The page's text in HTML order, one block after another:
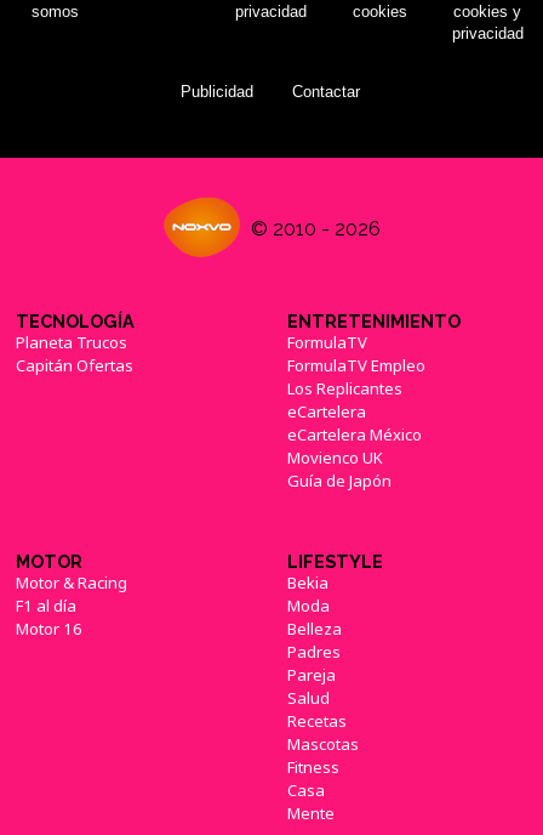
somos
privacidad
cookies
cookies y
privacidad
Publicidad Contactar
© 2010 - 2026
TECNOLOGÍA
Planeta Trucos
Capitán Ofertas
ENTRETENIMIENTO
FormulaTV
FormulaTV Empleo
Los Replicantes
eCartelera
eCartelera México
Movienco UK
Guía de Japón
MOTOR
Motor & Racing
F1 al día
Motor 16
LIFESTYLE
Bekia
Moda
Belleza
Padres
Pareja
Salud
Recetas
Mascotas
Fitness
Casa
Mente